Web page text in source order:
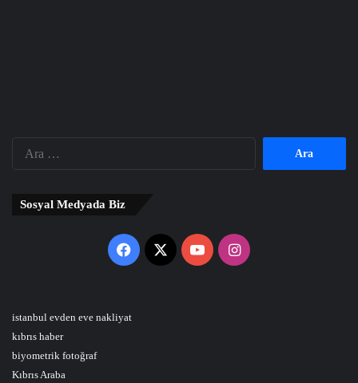
Sosyal Medyada Biz
Facebook
X YouTubeInstagram
istanbul evden eve nakliyat
kıbrıs haber
biyometrik fotoğraf
Kıbrıs Araba